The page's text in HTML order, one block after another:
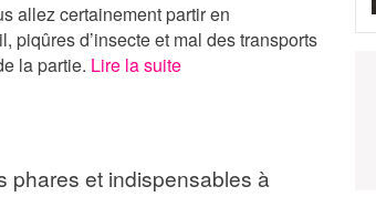
allez certainement partir en
piqûres d’insecte et mal des transports
la partie. Lire la suite
phares et indispensables à